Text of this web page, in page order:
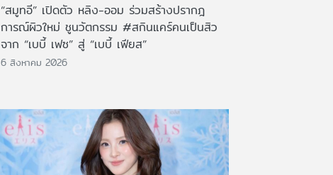
“สมูทอี” เปิดตัว หลิง-ออม ร่วมสร้างปรากฎ
การณ์ผิวใหม่ ชูนวัตกรรม #สกินแคร์คนเป็นสิว
จาก “เบบี้ เฟซ” สู่ “เบบี้ เฟียส”
6 สิงหาคม 2026